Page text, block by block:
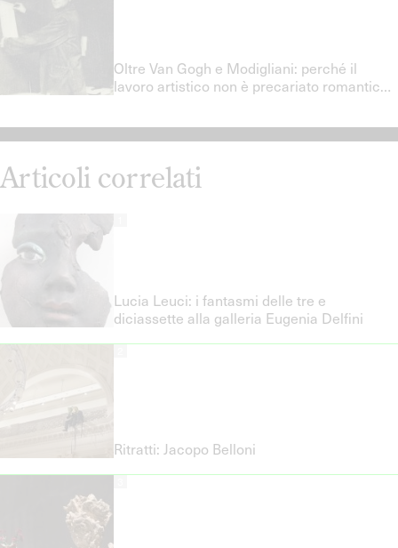
Oltre Van Gogh e Modigliani: perché il
lavoro artistico non è precariato romantico
Articoli correlati
Lucia Leuci: i fantasmi delle tre e
diciassette alla galleria Eugenia Delfini
Ritratti: Jacopo Belloni